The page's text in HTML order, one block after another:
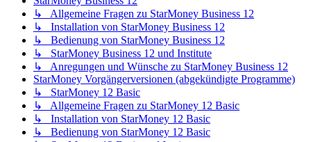
↳ Allgemeine Fragen zu StarMoney Business 12
↳ Installation von StarMoney Business 12
↳ Bedienung von StarMoney Business 12
↳ StarMoney Business 12 und Institute
↳ Anregungen und Wünsche zu StarMoney Business 12
StarMoney Vorgängerversionen (abgekündigte Programme)
↳ StarMoney 12 Basic
↳ Allgemeine Fragen zu StarMoney 12 Basic
↳ Installation von StarMoney 12 Basic
↳ Bedienung von StarMoney 12 Basic